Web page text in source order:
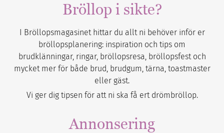
Bröllop i sikte?
I Bröllopsmagasinet hittar du allt ni behöver inför er
bröllopsplanering: inspiration och tips om
brudklänningar, ringar, bröllopsresa, bröllopsfest och
mycket mer för både brud, brudgum, tärna, toastmaster
eller gäst.
Vi ger dig tipsen för att ni ska få ert drömbröllop.
Annonsering